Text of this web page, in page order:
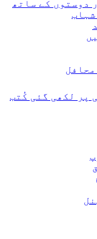
دوستوں کے ساتھ
شہاب
پر لکھی گئی کُتب